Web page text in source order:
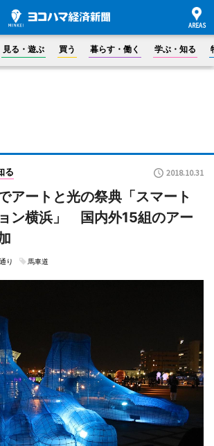
見る・遊ぶ 買う 暮らす・働く 学ぶ・知る
る 2018.10.31
アートと光の祭典「スマート
ン横浜」 国内外15組のアー
り 馬車道